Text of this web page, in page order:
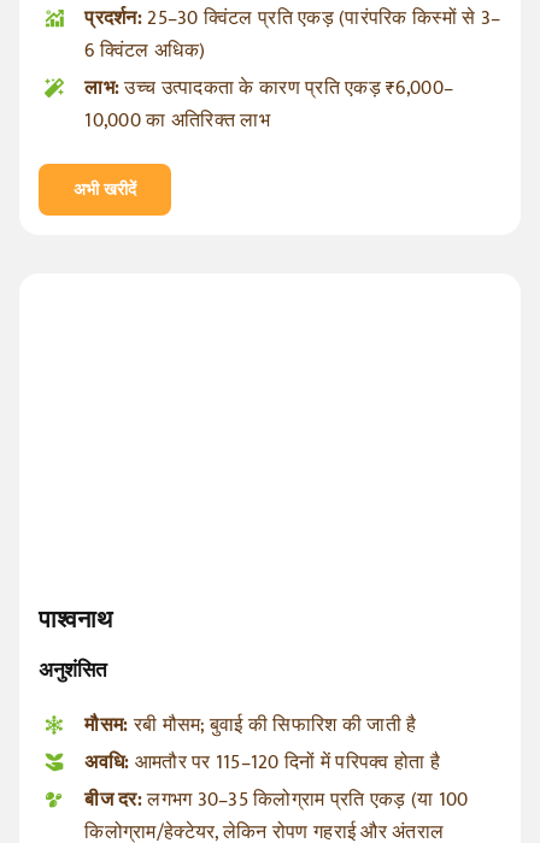
प्रदर्शन:25–30 क्विंटल प्रति एकड़ (पारंपरिक किस्मों से 3–
6 क्विंटल अधिक)
लाभ:उच्च उत्पादकता के कारण प्रति एकड़ ₹6,000–
10,000 का अतिरिक्त लाभ
अभी खरीदें
पाश्वनाथ
अनुशंसित
मौसम:रबी मौसम; बुवाई की सिफारिश की जाती है
अवधि:आमतौर पर 115–120 दिनों में परिपक्व होता है
बीज दर:लगभग 30–35 किलोग्राम प्रति एकड़ (या 100
किलोग्राम/हेक्टेयर, लेकिन रोपण गहराई और अंतराल